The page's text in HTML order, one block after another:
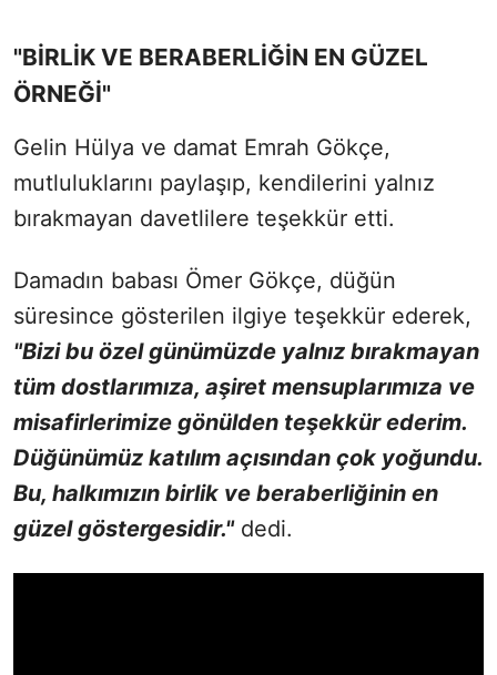
"BİRLİK VE BERABERLİĞİN EN GÜZEL
ÖRNEĞİ"
Gelin Hülya ve damat Emrah Gökçe,
mutluluklarını paylaşıp, kendilerini yalnız
bırakmayan davetlilere teşekkür etti.
Damadın babası Ömer Gökçe, düğün
süresince gösterilen ilgiye teşekkür ederek,
"Bizi bu özel günümüzde yalnız bırakmayan
tüm dostlarımıza, aşiret mensuplarımıza ve
misafirlerimize gönülden teşekkür ederim.
Düğünümüz katılım açısından çok yoğundu.
Bu, halkımızın birlik ve beraberliğinin en
güzel göstergesidir."dedi.